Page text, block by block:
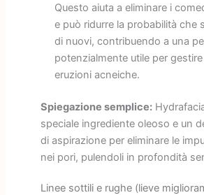
Questo aiuta a eliminare i
e può ridurre la probabilità che
di nuovi, contribuendo a una
potenzialmente utile per gestire
eruzioni acneiche.
Spiegazione semplice:
speciale ingrediente oleoso e un
di aspirazione per eliminare le
nei pori, pulendoli in profondità
Linee sottili e rughe (lieve